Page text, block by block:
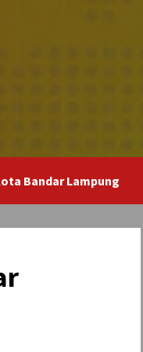
Bandar Lampung